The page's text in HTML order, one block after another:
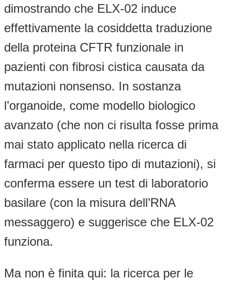
dimostrando che ELX-02 induce
effettivamente la cosiddetta traduzione
della proteina CFTR funzionale in
pazienti con fibrosi cistica causata da
mutazioni nonsenso. In sostanza
l’organoide, come modello biologico
avanzato (che non ci risulta fosse prima
mai stato applicato nella ricerca di
farmaci per questo tipo di mutazioni), si
conferma essere un test di laboratorio
basilare (con la misura dell’RNA
messaggero) e suggerisce che ELX-02
funziona.
Ma non è finita qui: la ricerca per le